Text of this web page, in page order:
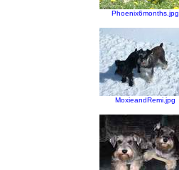
Phoenix6months.jpg
MoxieandRemi.jpg